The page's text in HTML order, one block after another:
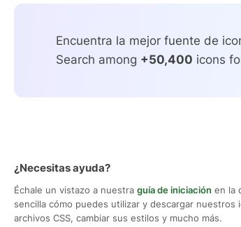
Encuentra la mejor fuente de
Search among +50,400 icons
¿Necesitas ayuda?
Échale un vistazo a nuestra guía de iniciación en la
sencilla cómo puedes utilizar y descargar
archivos CSS, cambiar sus estilos y mucho más.